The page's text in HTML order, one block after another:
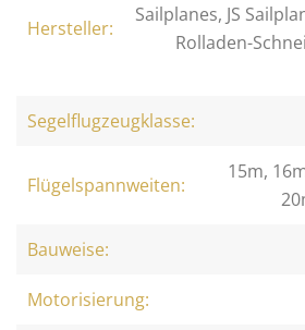
Hersteller:
Sailplanes, JS
Rolladen-
Segelflugzeugklasse:
Flügelspannweiten:
15m,
Bauweise:
Motorisierung: